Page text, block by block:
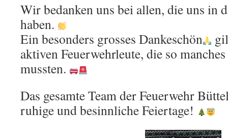
Wir bedanken uns bei allen, die uns in
haben.
Ein besonders grosses Dankeschön
aktiven Feuerwehrleute, die so
mussten.
Das gesamte Team der Feuerwehr
ruhige und besinnliche Feiertage!